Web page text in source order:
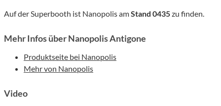
Auf der Superbooth ist Nanopolis amStand 0435zu finden.
Mehr Infos über Nanopolis Antigone
Produktseite bei Nanopolis
Mehr von Nanopolis
Video